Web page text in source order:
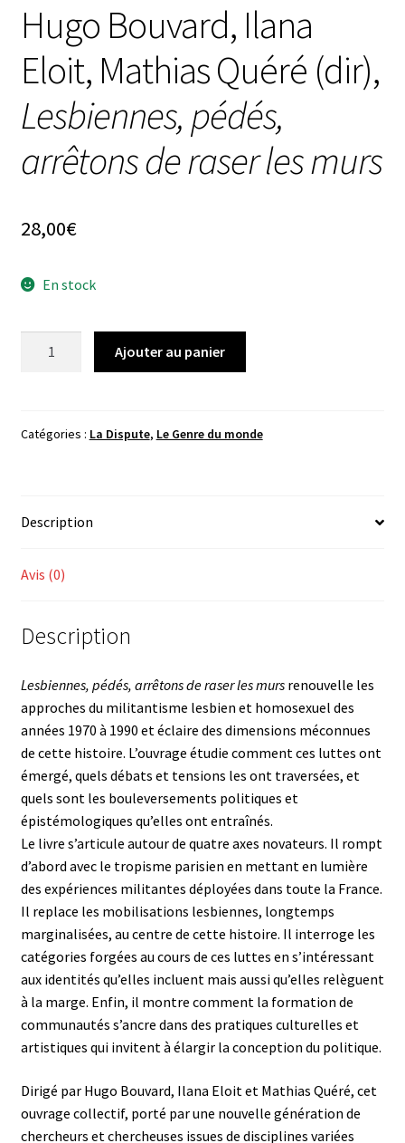
Hugo Bouvard, Ilana
Eloit, Mathias Quéré (dir),
Lesbiennes, pédés,
arrêtons de raser les murs
28,00€
En stock
Ilana
(dir),
pédés,
raser
murs
Ajouter au panier
Catégories : La Dispute, Le Genre du monde
Description
Avis (0)
Description
Lesbiennes, pédés, arrêtons de raser les mursrenouvelle les
approches du militantisme lesbien et homo­sexuel des
années 1970 à 1990 et éclaire des dimensions méconnues
de cette histoire. L’ouvrage étudie comment ces luttes ont
émergé, quels débats et tensions les ont traversées, et
quels sont les bouleversements politiques et
épistémologiques qu’elles ont entraînés.
Le livre s’articule autour de quatre axes novateurs. Il rompt
d’abord avec le tropisme parisien en mettant en lumière
des expériences militantes déployées dans toute la France.
Il replace les mobilisations lesbiennes, longtemps
marginalisées, au centre de cette histoire. Il interroge les
catégories forgées au cours de ces luttes en s’intéressant
aux identités qu’elles incluent mais aussi qu’elles relèguent
à la marge. Enfin, il montre comment la formation de
communautés s’ancre dans des pratiques culturelles et
artistiques qui invitent à élargir la conception du politique.
Dirigé par Hugo Bouvard, Ilana Eloit et Mathias Quéré, cet
ouvrage collectif, porté par une nouvelle génération de
chercheurs et chercheuses issues de disciplines variées